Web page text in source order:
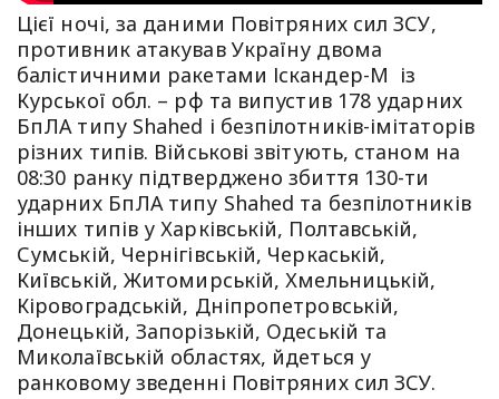
Цієї ночі, за даними Повітряних сил ЗСУ,
противник атакував Україну двома
балістичними ракетами Іскандер-М із
Курської обл. – рф та випустив 178 ударних
БпЛА типу Shahed і безпілотників-імітаторів
різних типів. Військові звітують, станом на
08:30 ранку підтверджено збиття 130-ти
ударних БпЛА типу Shahed та безпілотників
інших типів у Харківській, Полтавській,
Сумській, Чернігівській, Черкаській,
Київській, Житомирській, Хмельницькій,
Кіровоградській, Дніпропетровській,
Донецькій, Запорізькій, Одеській та
Миколаївській областях, йдеться у
ранковому зведенні Повітряних сил ЗСУ.